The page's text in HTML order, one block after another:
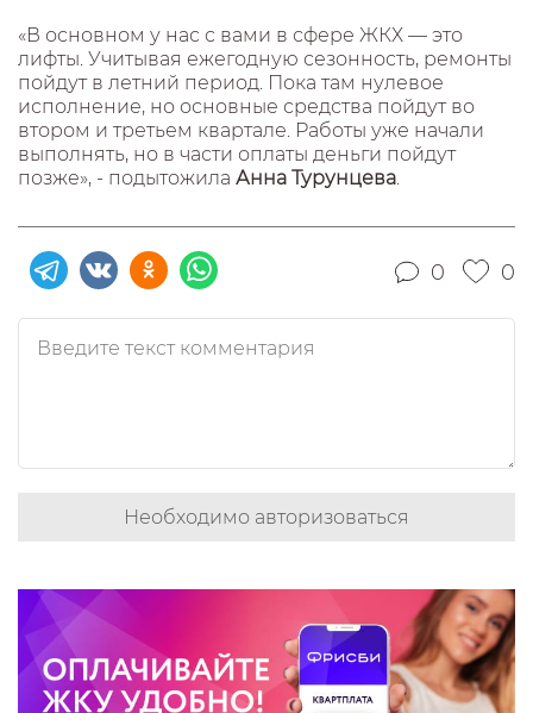
«В основном у нас с вами в сфере ЖКХ — это
лифты. Учитывая ежегодную сезонность, ремонты
пойдут в летний период. Пока там нулевое
исполнение, но основные средства пойдут во
втором и третьем квартале. Работы уже начали
выполнять, но в части оплаты деньги пойдут
позже», - подытожила Анна Турунцева.
0 0
Необходимо авторизоваться